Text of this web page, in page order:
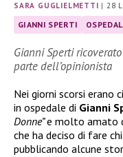
SARA GUGLIELMETTI |28
GIANNI SPERTI
Gianni Sperti
parte dell’opinionista
Nei giorni scorsi erano
in ospedale di Gianni
Donne”e molto amato
che ha deciso di fare
pubblicando alcune